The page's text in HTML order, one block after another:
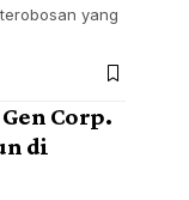
yang
Corp.
di